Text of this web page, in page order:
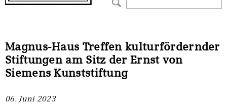
Magnus-Haus Treffen kulturfördernder
Stiftungen am Sitz der Ernst von
Siemens Kunststiftung
06. Juni 2023
Werkverzeichnisse
Werkverzeichnisse